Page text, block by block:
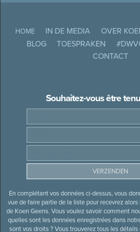
HOME IN DE MEDIA OVER
BLOG
TOESPRAKEN
CONTACT
Souhaitez-vous être
En complétant vos données ci-dessus, vous
vue de faire partie de la liste pour recevrez
de Koen Geens. Vous voulez savoir comment
quelles sont les données enregistrées dans
sont vos droits ? Vous trouverez tous les